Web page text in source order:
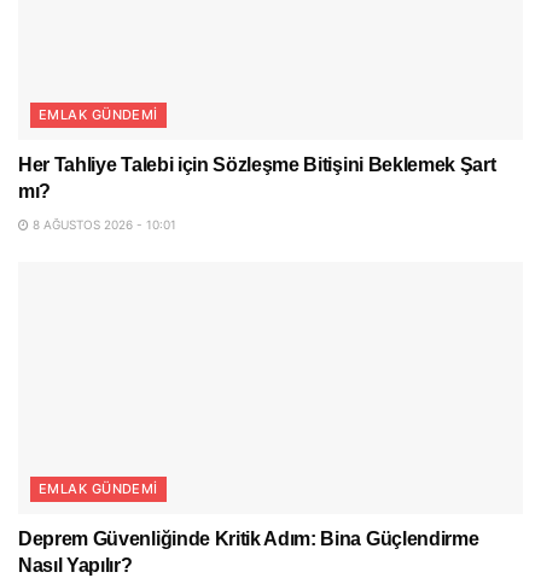
EMLAK GÜNDEMI
Her Tahliye Talebi için Sözleşme Bitişini Beklemek Şart
mı?
8 AĞUSTOS 2026 - 10:01
EMLAK GÜNDEMI
Deprem Güvenliğinde Kritik Adım: Bina Güçlendirme
Nasıl Yapılır?